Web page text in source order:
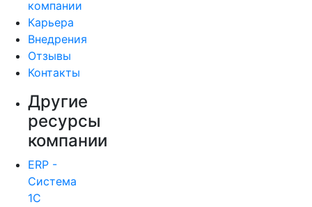
компании
Карьера
Внедрения
Отзывы
Контакты
Другие
ресурсы
компании
ERP -
Система
1С